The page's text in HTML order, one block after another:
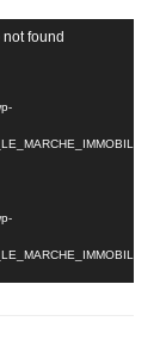
found